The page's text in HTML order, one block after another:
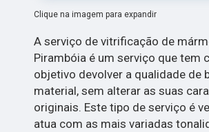
Clique na imagem para expandir
A serviço de vitrificação de
Pirambóia é um serviço que tem
objetivo devolver a qualidade de
material, sem alterar as suas
originais. Este tipo de serviço é
atua com as mais variadas